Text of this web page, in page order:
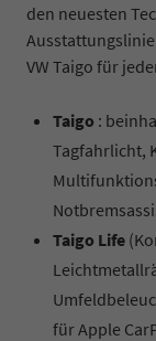
den neuesten
VW Taigo für
Taigo :
Tagfahrlicht,
Taigo Life
für Apple